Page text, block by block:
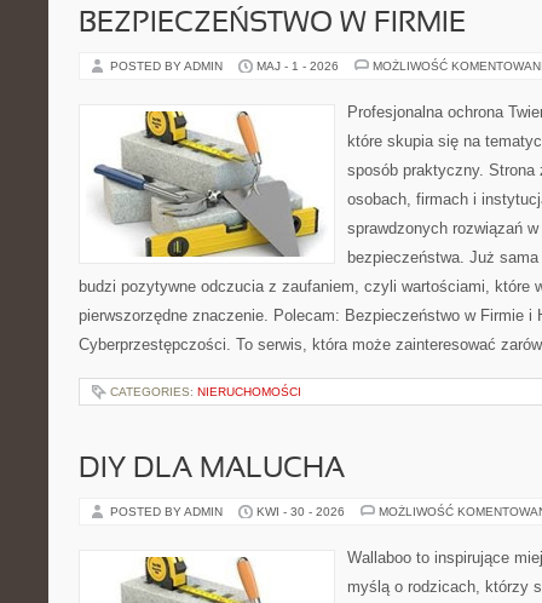
BEZPIECZEŃSTWO W FIRMIE
POSTED BY ADMIN MAJ - 1 - 2026 MOŻLIWOŚĆ
Profesjonalna ochrona
które skupia się na
sposób praktyczny. Strona
osobach, firmach i
sprawdzonych rozwiązań
bezpieczeństwa. Już
budzi pozytywne odczucia z zaufaniem, czyli wartościami, które
pierwszorzędne znaczenie. Polecam: Bezpieczeństwo w Firmie i
Cyberprzestępczości. To serwis, która może zainteresować
CATEGORIES: NIERUCHOMOŚCI
DIY DLA MALUCHA
POSTED BY ADMIN KWI - 30 - 2026 MOŻLIWOŚĆ
Wallaboo to inspirujące
myślą o rodzicach, którzy